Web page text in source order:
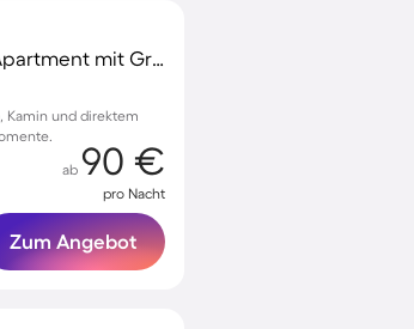
Familienfreundliches charmantes Apartment mit Grill, Terrasse und Sauna | Strand in der Nähe
Kamin und direktem
ab 90 €
pro Nacht
Zum Angebot